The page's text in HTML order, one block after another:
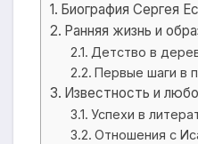
Биография Сергея
Ранняя жизнь и
Детство в
Первые шаги в
Известность и
Успехи в
Отношения с